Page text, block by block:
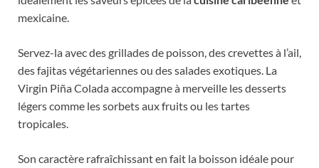
mexicaine.
Servez-la avec des grillades de poisson, des crevettes à l’ail,
des fajitas végétariennes ou des salades exotiques. La
Virgin Piña Colada accompagne à merveille les desserts
légers comme les sorbets aux fruits ou les tartes
tropicales.
Son caractère rafraîchissant en fait la boisson idéale pour